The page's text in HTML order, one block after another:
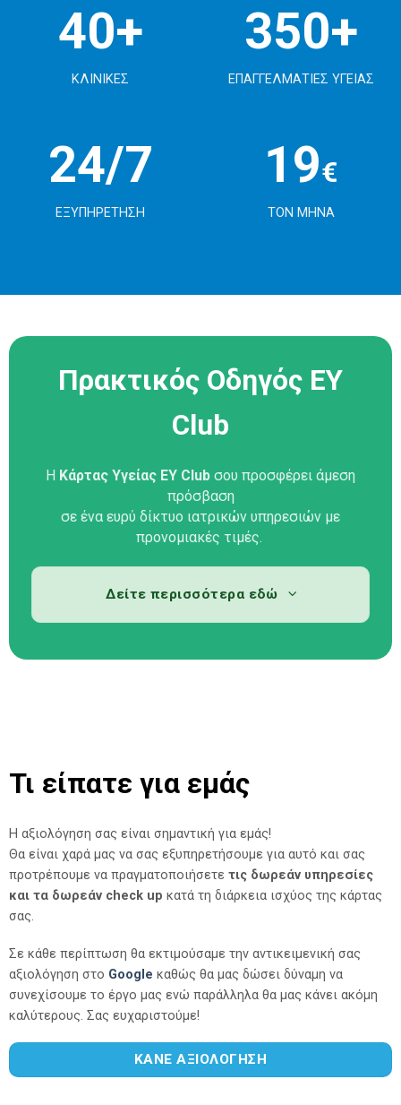
40+
ΚΛΙΝΙΚΕΣ
350+
ΕΠΑΓΓΕΛΜΑΤΙΕΣ ΥΓΕΙΑΣ
24/7
ΕΞΥΠΗΡΕΤΗΣΗ
19€
ΤΟΝ ΜΗΝΑ
Πρακτικός Οδηγός ΕΥ
Club
H Κάρτας Υγείας EY Club σου προσφέρει άμεση
πρόσβαση
σε ένα ευρύ δίκτυο ιατρικών υπηρεσιών με
προνομιακές τιμές.
Δείτε περισσότερα εδώ
Τι είπατε για εμάς
Η αξιολόγηση σας είναι σημαντική για εμάς!
Θα είναι χαρά μας να σας εξυπηρετήσουμε για αυτό και σας
προτρέπουμε να πραγματοποιήσετε τις δωρεάν υπηρεσίες
και τα δωρεάν check up κατά τη διάρκεια ισχύος της κάρτας
σας.
Σε κάθε περίπτωση θα εκτιμούσαμε την αντικειμενική σας
αξιολόγηση στο Google καθώς θα μας δώσει δύναμη να
συνεχίσουμε το έργο μας ενώ παράλληλα θα μας κάνει ακόμη
καλύτερους. Σας ευχαριστούμε!
ΚΑΝΕ ΑΞΙΟΛΟΓΗΣΗ